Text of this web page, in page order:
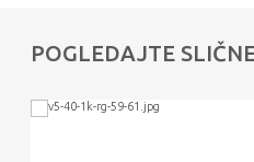
POGLEDAJTE